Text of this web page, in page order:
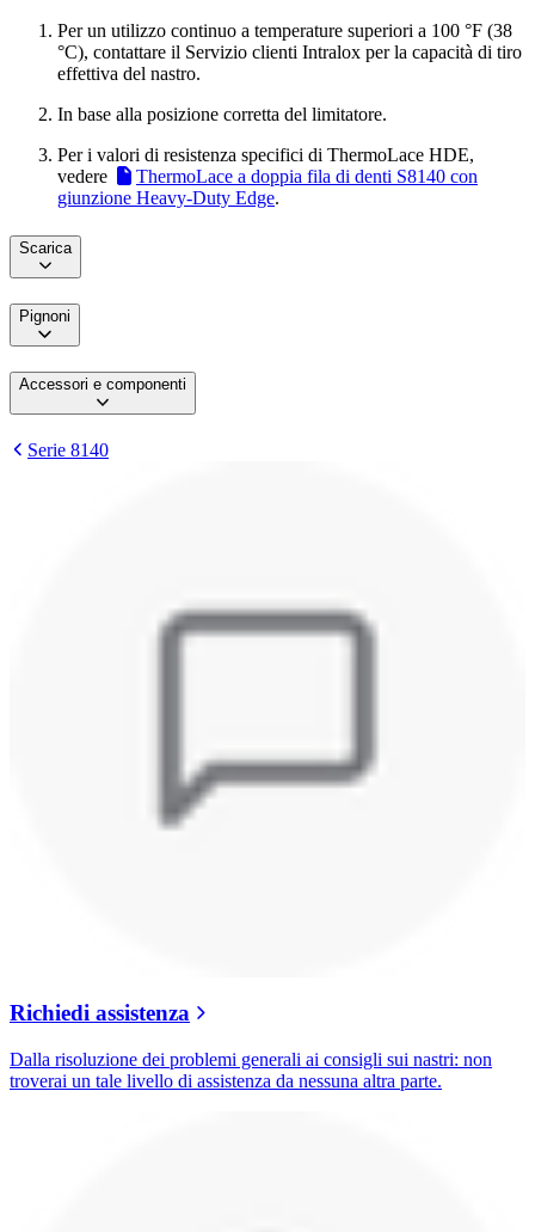
Per un utilizzo continuo a temperature superiori a 100 °F (38
°C), contattare il Servizio clienti Intralox per la capacità di tiro
effettiva del nastro.
In base alla posizione corretta del limitatore.
Per i valori di resistenza specifici di ThermoLace HDE,
vedere
ThermoLace a doppia fila di denti S8140 con
giunzione Heavy-Duty Edge.
Scarica
Pignoni
Accessori e componenti
Serie 8140
Richiedi assistenza
Dalla risoluzione dei problemi generali ai consigli sui nastri: non
troverai un tale livello di assistenza da nessuna altra parte.